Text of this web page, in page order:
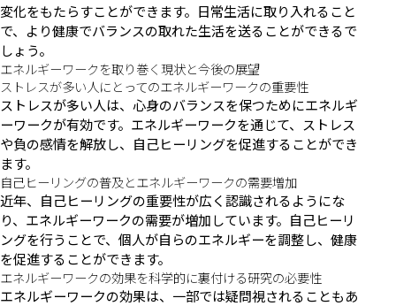
変化をもたらすことができます。日常生活に取り入れること
で、より健康でバランスの取れた生活を送ることができるで
しょう。
エネルギーワークを取り巻く現状と今後の展望
ストレスが多い人にとってのエネルギーワークの重要性
ストレスが多い人は、心身のバランスを保つためにエネルギ
ーワークが有効です。エネルギーワークを通じて、ストレス
や負の感情を解放し、自己ヒーリングを促進することができ
ます。
自己ヒーリングの普及とエネルギーワークの需要増加
近年、自己ヒーリングの重要性が広く認識されるようにな
り、エネルギーワークの需要が増加しています。自己ヒーリ
ングを行うことで、個人が自らのエネルギーを調整し、健康
を促進することができます。
エネルギーワークの効果を科学的に裏付ける研究の必要性
エネルギーワークの効果は、一部では疑問視されることもあ